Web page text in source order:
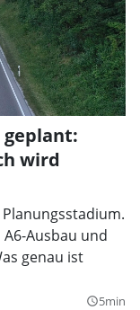
wird
Ausbau und
genau ist
query_builder5min